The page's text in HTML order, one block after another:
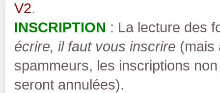
V2.
INSCRIPTION : La lecture des
écrire, il faut vous inscrire (mais
spammeurs, les inscriptions
seront annulées).